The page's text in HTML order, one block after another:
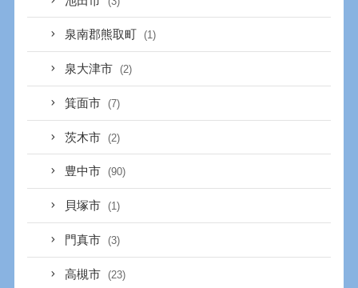
泉南郡熊取町 (1)
泉大津市 (2)
箕面市 (7)
茨木市 (2)
豊中市 (90)
貝塚市 (1)
門真市 (3)
高槻市 (23)